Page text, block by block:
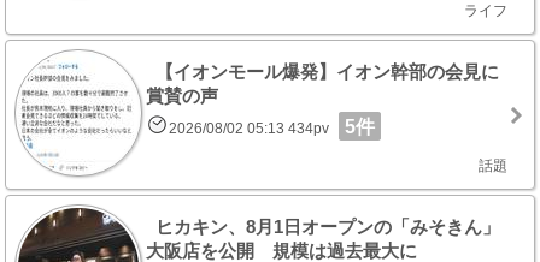
ライフ
【イオンモール爆発】イオン幹部の会見に
賞賛の声
2026/08/02 05:13 434pv 5件
話題
ヒカキン、8月1日オープンの「みそきん」
大阪店を公開 規模は過去最大に